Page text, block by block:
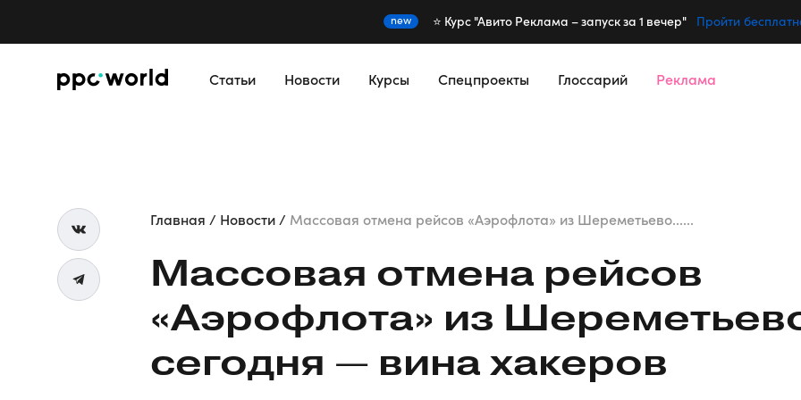
new ⭐️ Курс "Авито Реклама – запуск за 1 вечер" Пройти
Статьи Новости Курсы Спецпроекты Глоссарий Реклама
Главная Новости Массовая отмена рейсов «Аэрофлота» из Шереметьево......
Массовая отмена рейсов
«Аэрофлота» из
сегодня — вина хакеров